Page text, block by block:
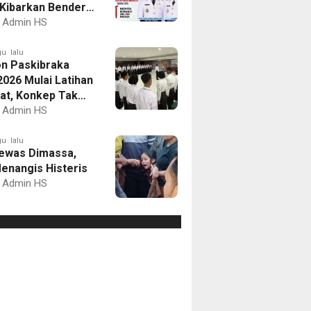
Bendera
dan Gelar
Admin HS
lalu
Paskibraka
Mulai Latihan
Konkep Tak
Admin HS
lalu
Dimassa,
Histeris
Admin HS